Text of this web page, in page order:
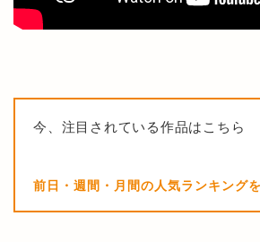
今、注目されている作品はこちら
前日・週間・月間の人気ランキング